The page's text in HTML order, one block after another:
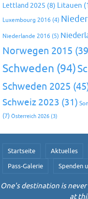
Lettland 2025 (8) Litauen
Luxembourg 2016 (4)
Niederlande 2016 (5)
Norwegen 2015
Schweden (94)
Schweden 2025
Schweiz 2023 (31)
(7) Österreich 2026 (3)
Startseite Aktuelles
Pass-Galerie
Spenden
One's destination is
at